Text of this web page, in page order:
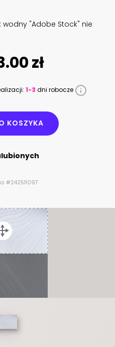
wodny "Adobe Stock" nie
zł
1-3 dni robocze
KOSZYKA
#242511097